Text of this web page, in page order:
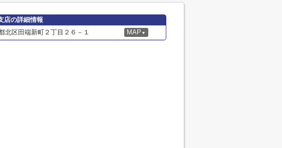
店の詳細情報
北区田端新町２丁目２６－１ MAP ▼